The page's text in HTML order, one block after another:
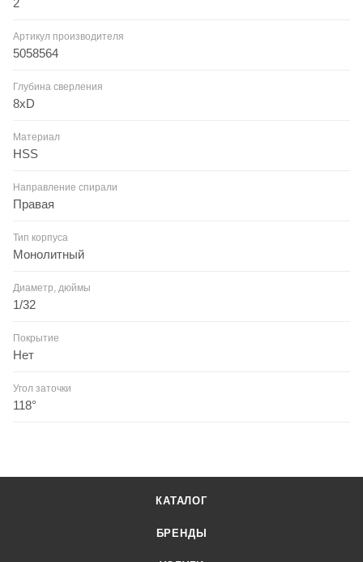
2
Артикул производителя
5058564
Глубина сверления
8xD
Материал
HSS
Направление спирали
Правая
Тип корпуса
Монолитный
Диаметр, дюймы
1/32
Покрытие
Нет
Угол заточки
118°
КАТАЛОГ
БРЕНДЫ